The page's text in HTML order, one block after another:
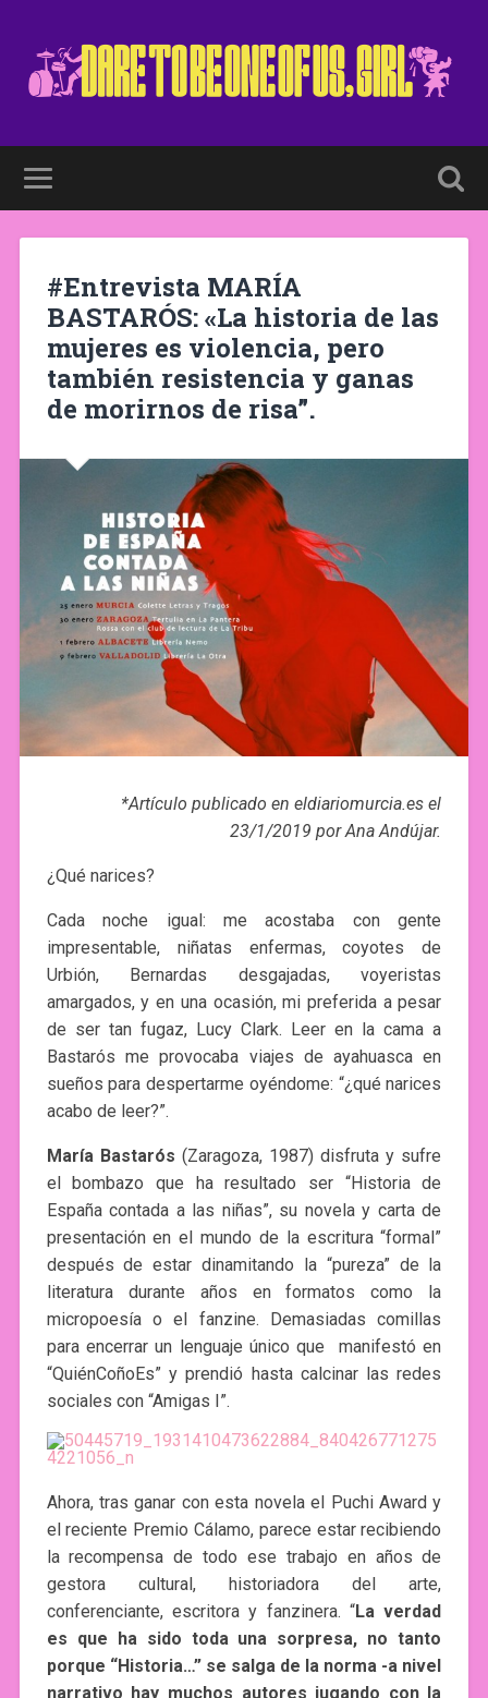
#Entrevista MARÍA
BASTARÓS: «La historia de las
mujeres es violencia, pero
también resistencia y ganas
de morirnos de risa”.
*Artículo publicado en eldiariomurcia.es el
23/1/2019 por Ana Andújar.
¿Qué narices?
Cada noche igual: me acostaba con gente
impresentable, niñatas enfermas, coyotes de
Urbión, Bernardas desgajadas, voyeristas
amargados, y en una ocasión, mi preferida a pesar
de ser tan fugaz, Lucy Clark. Leer en la cama a
Bastarós me provocaba viajes de ayahuasca en
sueños para despertarme oyéndome: “¿qué narices
acabo de leer?”.
María Bastarós (Zaragoza, 1987) disfruta y sufre
el bombazo que ha resultado ser “Historia de
España contada a las niñas”, su novela y carta de
presentación en el mundo de la escritura “formal”
después de estar dinamitando la “pureza” de la
literatura durante años en formatos como la
micropoesía o el fanzine. Demasiadas comillas
para encerrar un lenguaje único que manifestó en
“QuiénCoñoEs” y prendió hasta calcinar las redes
sociales con “Amigas I”.
Ahora, tras ganar con esta novela el Puchi Award y
el reciente Premio Cálamo, parece estar recibiendo
la recompensa de todo ese trabajo en años de
gestora cultural, historiadora del arte,
conferenciante, escritora y fanzinera. “La verdad
es que ha sido toda una sorpresa, no tanto
porque “Historia…” se salga de la norma -a nivel
narrativo hay muchos autores jugando con la